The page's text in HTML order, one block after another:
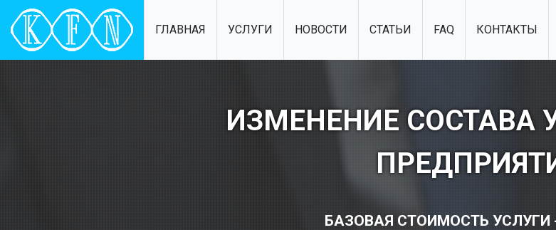
ГЛАВНАЯ УСЛУГИ НОВОСТИ СТАТЬИ FAQ КОНТАКТЫ
ИЗМЕНЕНИЕ СОСТАВА
БАЗОВАЯ СТОИМОСТЬ УСЛУГИ